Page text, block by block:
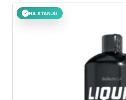
✓ NA STANJU